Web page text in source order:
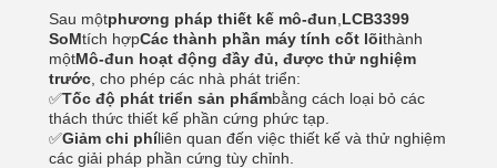
Sau mộtphương pháp thiết kế mô-đun LCB3399
SoMtích hợpCác thành phần máy tính cốt lõithành
mộtMô-đun hoạt động đầy đủ, được thử nghiệm
trước , cho phép các nhà phát triển:
✅Tốc độ phát triển sản phẩmbằng cách loại bỏ các
thách thức thiết kế phần cứng phức tạp.
✅Giảm chi phíliên quan đến việc thiết kế và thử nghiệm
các giải pháp phần cứng tùy chỉnh.